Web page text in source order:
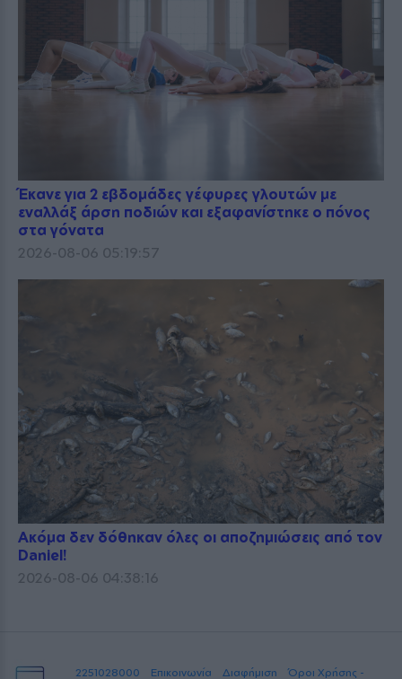
Έκανε για 2 εβδομάδες γέφυρες γλουτών με
εναλλάξ άρση ποδιών και εξαφανίστηκε ο πόνος
στα γόνατα
2026-08-06 05:19:57
Ακόμα δεν δόθηκαν όλες οι αποζημιώσεις από τον
Daniel!
2026-08-06 04:38:16
2251028000 Επικοινωνία Διαφήμιση Όροι Χρήσης -